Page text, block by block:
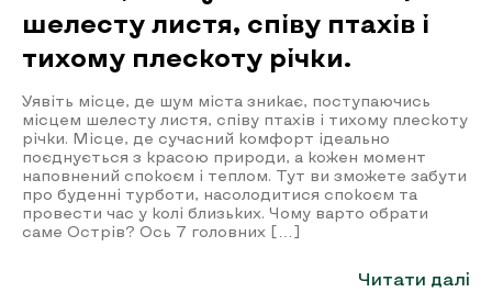
шелесту листя, співу птахів і
тихому плескоту річки.
Уявіть місце, де шум міста зникає, поступаючись
місцем шелесту листя, співу птахів і тихому плескоту
річки. Місце, де сучасний комфорт ідеально
поєднується з красою природи, а кожен момент
наповнений спокоєм і теплом. Тут ви зможете забути
про буденні турботи, насолодитися спокоєм та
провести час у колі близьких. Чому варто обрати
саме Острів? Ось 7 головних […]
Читати далі